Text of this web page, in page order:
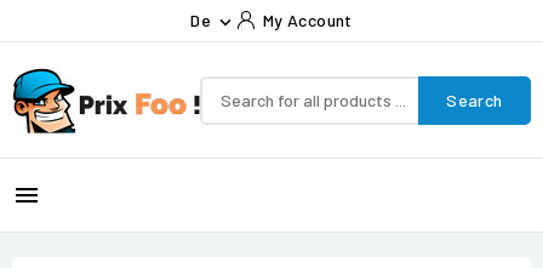
De  My Account
Search
